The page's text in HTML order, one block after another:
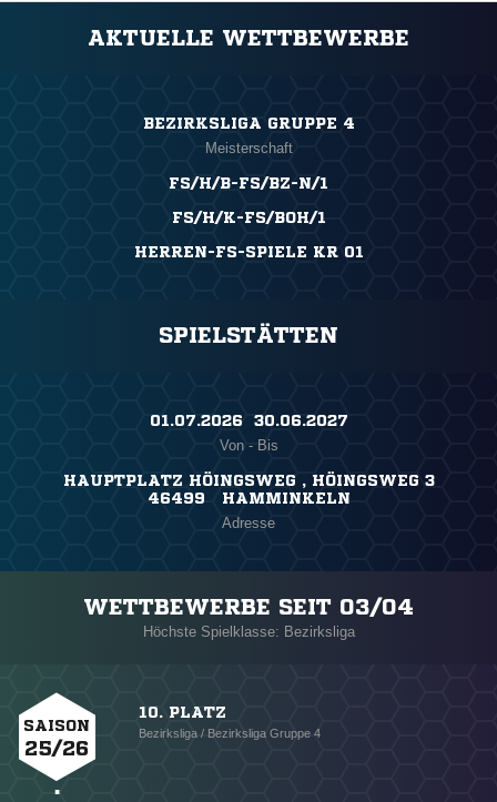
AKTUELLE WETTBEWERBE
BEZIRKSLIGA GRUPPE 4
Meisterschaft
FS/H/B-FS/BZ-N/1
FS/H/K-FS/BOH/1
HERREN-FS-SPIELE KR 01
SPIELSTÄTTEN
01.07.2026 ​ 30.06.2027
Von - Bis
HAUPTPLATZ HÖINGSWEG , HÖINGSWEG 3
46499 HAMMINKELN
Adresse
WETTBEWERBE SEIT 03/04
Höchste Spielklasse: Bezirksliga
SAISON
25/26
10. PLATZ
Bezirksliga / Bezirksliga Gruppe 4